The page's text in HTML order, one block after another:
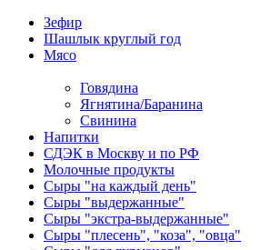
Зефир
Шашлык круглый год
Мясо
Говядина
Ягнятина/Баранина
Свинина
Напитки
СДЭК в Москву и по РФ
Молочные продукты
Сыры "на каждый день"
Сыры "выдержанные"
Сыры "экстра-выдержанные"
Сыры "плесень", "коза", "овца"